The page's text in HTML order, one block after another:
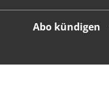
Abo kündigen